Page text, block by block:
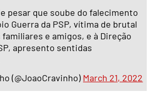
pesar que soube do falecimento
Guerra da PSP, vítima de brutal
e amigos, e à Direção
apresento sentidas
(@JoaoCravinho) March 21, 2022